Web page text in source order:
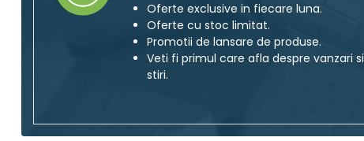
Oferte exclusive in fiecare luna.
Oferte cu stoc limitat.
Promotii de lansare de produse.
Veti fi primul care afla despre vanzari si
stiri.